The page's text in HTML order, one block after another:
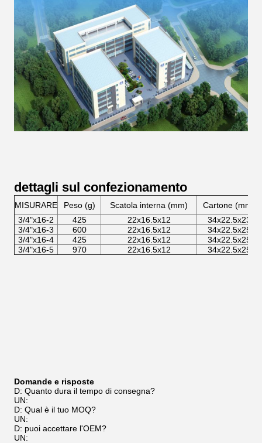
dettagli sul confezionamento
MISURARE Peso (g) Scatola interna (mm)
Cartone (mm)
3/4"x16-2
425 22x16.5x12
34x22.5x23
3/4"x16-3
600 22x16.5x12
34x22.5x25
3/4"x16-4
425 22x16.5x12
34x22.5x25
3/4"x16-5
970 22x16.5x12 34x22.5x25
Domande e risposte
D: Quanto dura il tempo di consegna?
UN:
D: Qual è il tuo MOQ?
UN:
D: puoi accettare l'OEM?
UN: